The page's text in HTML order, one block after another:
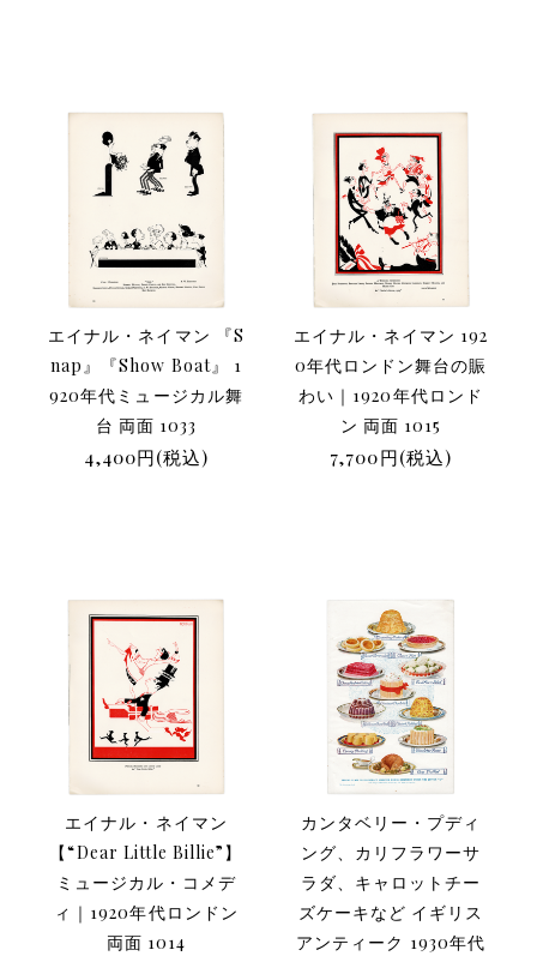
エイナル・ネイマン 『S
nap』『Show Boat』 1
920年代ミュージカル舞
台 両面 1033
4,400円(税込)
エイナル・ネイマン 192
0年代ロンドン舞台の賑
わい｜1920年代ロンド
ン 両面 1015
7,700円(税込)
エイナル・ネイマン
【“Dear Little Billie”】
ミュージカル・コメデ
ィ｜1920年代ロンドン
両面 1014
カンタベリー・プディ
ング、カリフラワーサ
ラダ、キャロットチー
ズケーキなど イギリス
アンティーク 1930年代